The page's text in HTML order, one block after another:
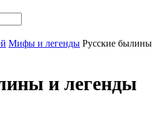
Мифы и легенды Русские былины
и легенды